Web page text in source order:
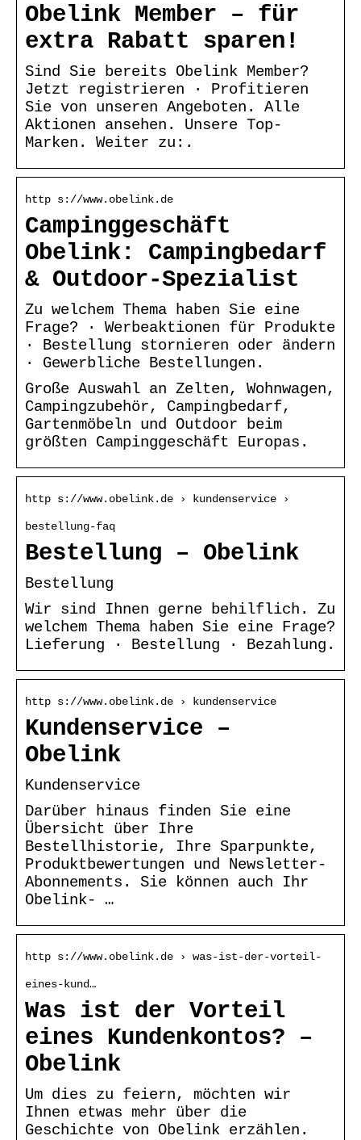
Obelink Member – für
extra Rabatt sparen!
Sind Sie bereits Obelink Member?
Jetzt registrieren · Profitieren
Sie von unseren Angeboten. Alle
Aktionen ansehen. Unsere Top-
Marken. Weiter zu:.
http s://www.obelink.de
Campinggeschäft
Obelink: Campingbedarf
& Outdoor-Spezialist
Zu welchem Thema haben Sie eine
Frage? · Werbeaktionen für Produkte
· Bestellung stornieren oder ändern
· Gewerbliche Bestellungen.
Große Auswahl an Zelten, Wohnwagen,
Campingzubehör, Campingbedarf,
Gartenmöbeln und Outdoor beim
größten Campinggeschäft Europas.
http s://www.obelink.de › kundenservice ›
bestellung-faq
Bestellung – Obelink
Bestellung
Wir sind Ihnen gerne behilflich. Zu
welchem Thema haben Sie eine Frage?
Lieferung · Bestellung · Bezahlung.
http s://www.obelink.de › kundenservice
Kundenservice –
Obelink
Kundenservice
Darüber hinaus finden Sie eine
Übersicht über Ihre
Bestellhistorie, Ihre Sparpunkte,
Produktbewertungen und Newsletter-
Abonnements. Sie können auch Ihr
Obelink- …
http s://www.obelink.de › was-ist-der-vorteil-
eines-kund…
Was ist der Vorteil
eines Kundenkontos? –
Obelink
Um dies zu feiern, möchten wir
Ihnen etwas mehr über die
Geschichte von Obelink erzählen.